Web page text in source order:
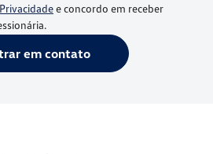
e concordo em receber
em contato